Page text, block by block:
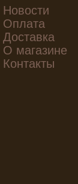
Новости
Оплата
Доставка
О магазине
Контакты